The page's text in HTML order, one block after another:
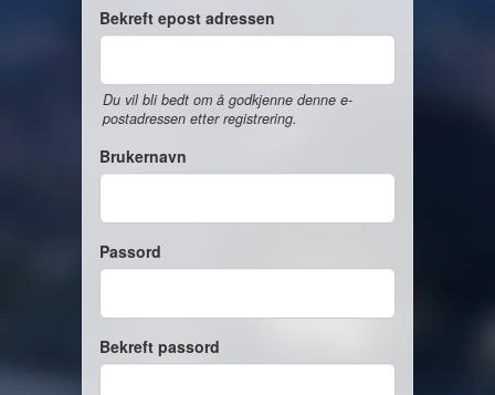
Bekreft epost adressen
Du vil bli bedt om å godkjenne denne e-
postadressen etter registrering.
Brukernavn
Passord
Bekreft passord